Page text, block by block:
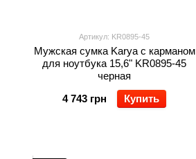
Артикул: KR0895-45
Мужская сумка Karya с карманом
для ноутбука 15,6" KR0895-45
черная
4 743 грн
Купить